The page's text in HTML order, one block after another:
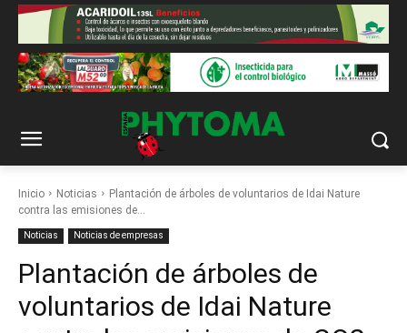
Inicio Noticias
Plantación de árboles de voluntarios de Idai Nature
contra las emisiones de...
Noticias Noticias de empresas
Plantación de árboles de
voluntarios de Idai Nature